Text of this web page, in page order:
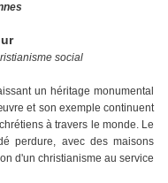
social
un héritage monumental
et son exemple continuent
à travers le monde. Le
perdure, avec des maisons
d'un christianisme au service